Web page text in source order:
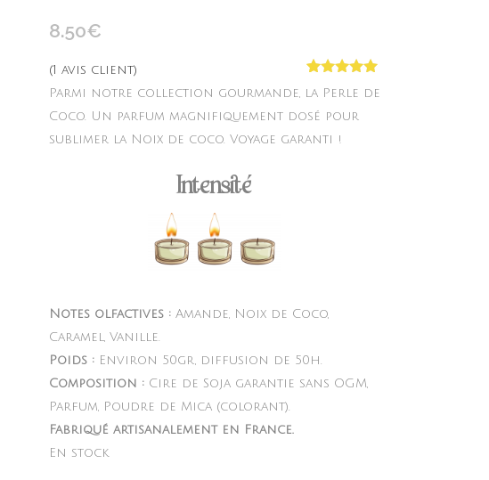
8.50€
Noté5.00
sur 5
basé sur
1
client
(1 avis client)
Parmi notre collection gourmande, la Perle de
Coco. Un parfum magnifiquement dosé pour
sublimer la Noix de coco. Voyage garanti !
Intensité
Notes olfactives :Amande, Noix de Coco,
Caramel, Vanille.
Poids :Environ 50gr, diffusion de 50h.
Composition :Cire de Soja garantie sans OGM,
Parfum, Poudre de Mica (colorant).
Fabriqué artisanalement en France.
En stock